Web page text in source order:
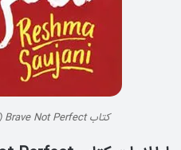
کتاب Brave Not Perfect (کتاب شجاع نه بی نقص)